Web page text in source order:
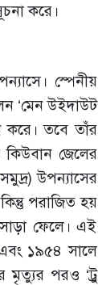
করে।
স্পেনীয়
‘মেন উইদাউট
করে। তবে তাঁর
কিউবান জেলের
উপন্যাসের
পরাজিত হয়
ফেলে। এই
১৯৫৪ সালে
মৃত্যুর পরও ‘ট্রু